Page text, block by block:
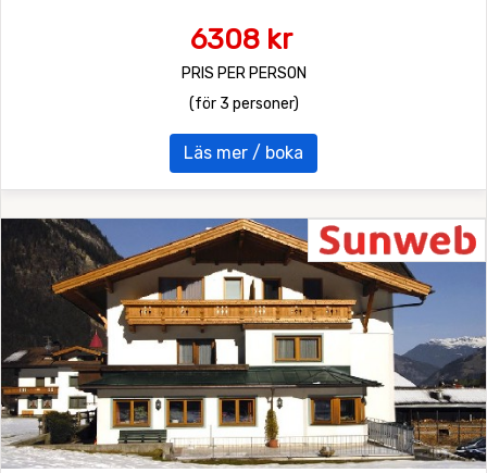
6308 kr
PRIS PER PERSON
(för 3 personer)
Läs mer / boka